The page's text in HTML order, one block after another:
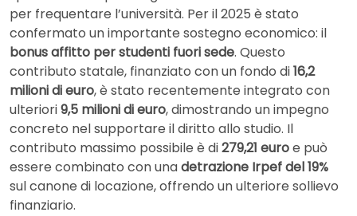
per frequentare l’università. Per il 2025 è stato
confermato un importante sostegno economico: il
bonus affitto per studenti fuori sede. Questo
contributo statale, finanziato con un fondo di16,2
milioni di euro, è stato recentemente integrato con
ulteriori9,5 milioni di euro, dimostrando un impegno
concreto nel supportare il diritto allo studio. Il
contributo massimo possibile è di279,21 euroe può
essere combinato con unadetrazione Irpef del 19%
sul canone di locazione, offrendo un ulteriore sollievo
finanziario.